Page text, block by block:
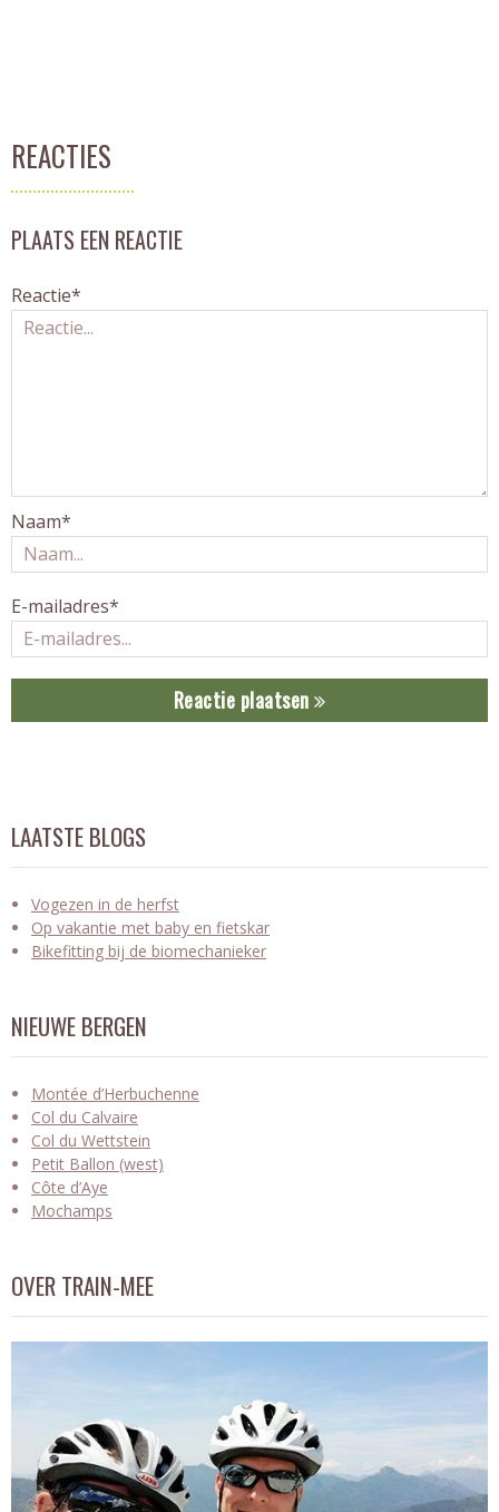
REACTIES
PLAATS EEN REACTIE
Reactie*
Naam*
E-mailadres*
Reactie plaatsen
LAATSTE BLOGS
Vogezen in de herfst
Op vakantie met baby en fietskar
Bikefitting bij de biomechanieker
NIEUWE BERGEN
Montée d’Herbuchenne
Col du Calvaire
Col du Wettstein
Petit Ballon (west)
Côte d’Aye
Mochamps
OVER TRAIN-MEE